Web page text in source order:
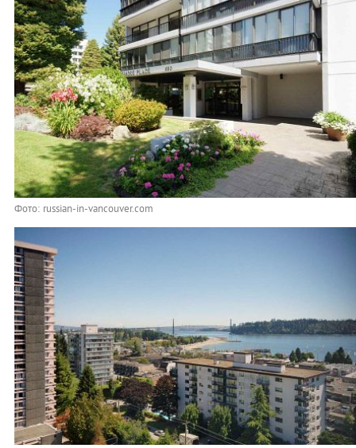
Фото: russian-in-vancouver.com